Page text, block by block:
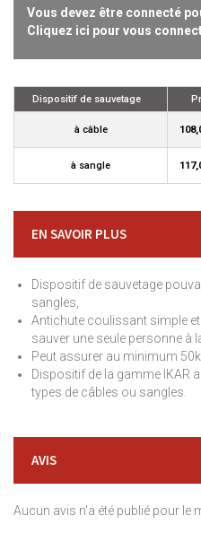
Vous devez être connecté
Cliquez ici pour vous
Dispositif de sauvetage
à câble
à sangle
EN SAVOIR PLUS
Dispositif de sauvetage
sangles,
Antichute coulissant simple
sauver une seule personne à
Peut assurer au minimum
Dispositif de la gamme IKAR
types de câbles ou sangles.
AVIS
Aucun avis n'a été publié pour le